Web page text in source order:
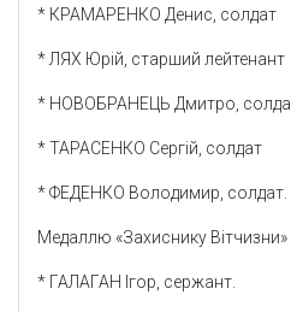
* КРАМАРЕНКО Денис, солдат
* ЛЯХ Юрій, старший лейтенант
* НОВОБРАНЕЦЬ Дмитро,
* ТАРАСЕНКО Сергій, солдат
* ФЕДЕНКО Володимир, солдат.
Медаллю «Захиснику
* ГАЛАГАН Ігор, сержант.